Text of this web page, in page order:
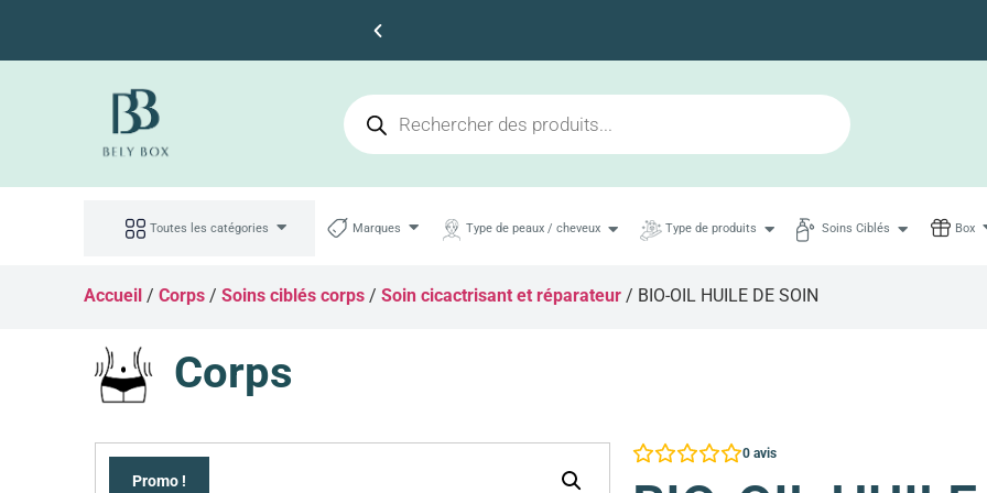
Toutes les catégories Marques Type de peaux / cheveux Type de produits Soins Ciblés Box
Accueil /Corps /Soins ciblés corps /Soin cicactrisant et réparateur / BIO-OIL HUILE DE SOIN
Corps
Promo !
0 avis